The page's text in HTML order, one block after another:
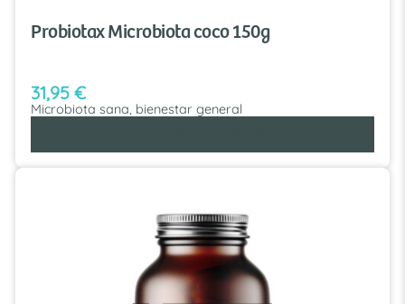
Probiotax Microbiota coco 150g
31,95 €
Microbiota sana, bienestar general